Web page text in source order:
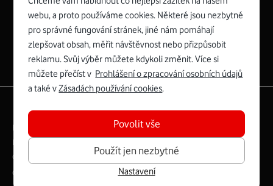
Zyxel VMG8623-T50B:
Rozměry modemu jsou 16 x 22 x 7,5 cm (včetně stojánku)
a nabízí 4 gigabitové LAN porty a bezdrátové připojení Wi-
Fi ve verzích 802.11 b/g/n/ac pro frekvenci 2,4 GHz a
Mb/s.
Více o Zyxel VMG8623-T50B
Spojte se s Vodafonem
Právní­ podmí­nky
Ochrana soukromí­
Digitální odpovědnost
Ceník
Copyright © 2026 Vodafone Czech Republic a.s.
webu, a proto používáme cookies. Některé jsou nezbytné
pro správné fungování stránek, jiné nám pomáhají
zlepšovat obsah, měřit návštěvnost nebo přizpůsobit
reklamu. Svůj výběr můžete kdykoli změnit. Více si
můžete přečíst v Prohlášení o zpracování osobních údajů
a také vZásadách používání cookies.
Použít jen nezbytné
Povolit vše
Nastavení